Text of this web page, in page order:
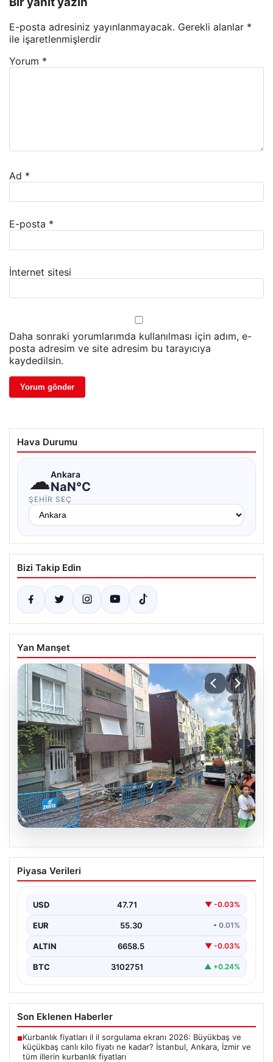
E-posta adresiniz yayınlanmayacak. Gerekli alanlar *
ile işaretlenmişlerdir
Yorum *
Ad *
E-posta *
İnternet sitesi
Daha sonraki yorumlarımda kullanılması için adım, e-
posta adresim ve site adresim bu tarayıcıya
kaydedilsin.
Hava Durumu
☁Ankara
NaN°C
ŞEHIR SEÇ
Bizi Takip Edin
Yan Manşet
İnşaat Temel Kazısı Sırasında Binalara
Hasar Verdi: 4 Bina Boşaltıldı
temel kazısı sırasında beklenmedik hasarlar ortaya çıktı.
Piyasa Verileri
USD 47.71 ▼ -0.03%
EUR 55.30 • 0.01%
ALTIN 6658.5 ▼ -0.03%
BTC 3102751 ▲ +0.24%
Son Eklenen Haberler
■Kurbanlık fiyatları il il sorgulama ekranı 2026: Büyükbaş ve
küçükbaş canlı kilo fiyatı ne kadar? İstanbul, Ankara, İzmir ve
tüm illerin kurbanlık fiyatları